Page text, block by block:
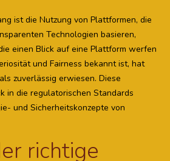
ist die Nutzung von Plattformen, die
Technologien basieren,
einen Blick auf eine Plattform werfen
und Fairness bekannt ist, hat
als zuverlässig erwiesen. Diese
in die regulatorischen Standards
und Sicherheitskonzepte von
richtige